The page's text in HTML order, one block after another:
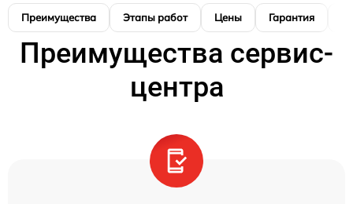
Преимущества Этапы работ Цены Гарантия
Преимущества сервис-
центра